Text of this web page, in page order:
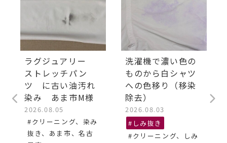
ラグジュアリー
ストレッチパン
ツ に古い油汚れ
染み あま市M様
2026.08.05
#クリーニング、染み
抜き、あま市、名古
洗濯機で濃い色の
ものから白シャツ
への色移り（移染
除去）
2026.08.03
#しみ抜き
#クリーニング、しみ